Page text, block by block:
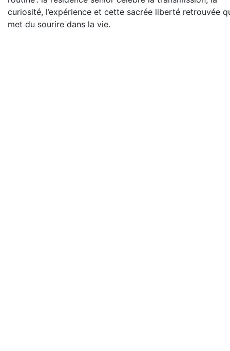
curiosité, l’expérience et cette sacrée liberté retrouvée
met du sourire dans la vie.